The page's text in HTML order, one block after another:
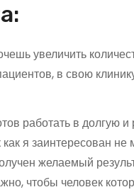
увеличить
в свою
работать в долгую и
я заинтересован не
желаемый
чтобы человек